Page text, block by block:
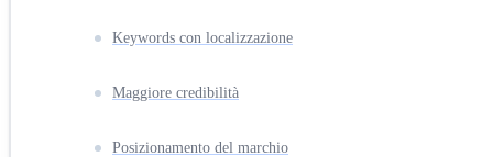
Keywords con localizzazione
Maggiore credibilità
Posizionamento del marchio